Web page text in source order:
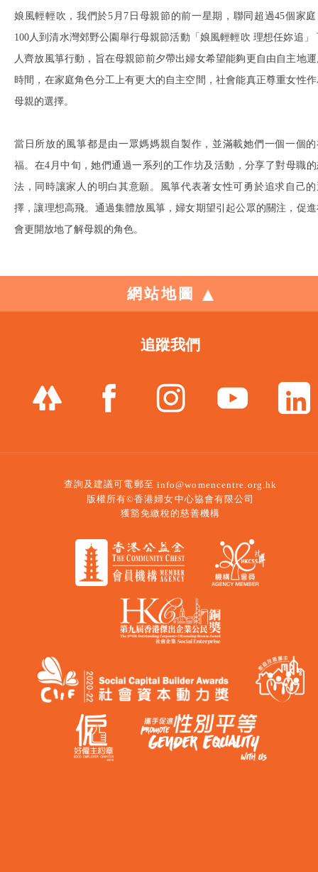
娘風輕輕吹，我們於5月7日母親節的前一星期，聯同超過45個家庭
100人到清水灣郊野公園舉行母親節活動「娘風輕輕吹 理想任妳追」
人齊放風箏行動，旨在母親節前夕帶出婦女希望能夠更自由自主地
時間，在家庭角色分工上有更大的自主空間，社會能真正尊重女性
母親的選擇。
當日所放的風箏都是由一眾媽媽親自製作，並滿載她們一個一個的
福。在4月中旬，她們通過一系列的工作坊及活動，分享了對母職的
法，同時讓家人的明白其意願。風箏代表著女性可勇於追求自己的
擇，讓理想高飛。通過集體放風箏，婦女期望引起公眾的關注，促
會更開放地了解母親的角色。
網站地圖
追蹤我們
查詢及建議可電郵至 info@womencentre.org.hk
版權所有©香港婦女中心協會有限公司
獲豁免繳稅的慈善機構